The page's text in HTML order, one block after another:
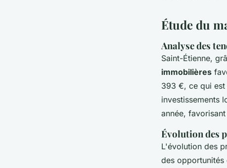
Étude du
Analyse des
Saint-Étienne,
immobilières
393 €, ce qui
investissements
année,
Évolution des
L'évolution des
des opportunités